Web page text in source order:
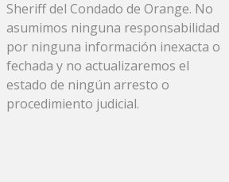
Sheriff del Condado de Orange. No
asumimos ninguna responsabilidad
por ninguna información inexacta o
fechada y no actualizaremos el
estado de ningún arresto o
procedimiento judicial.